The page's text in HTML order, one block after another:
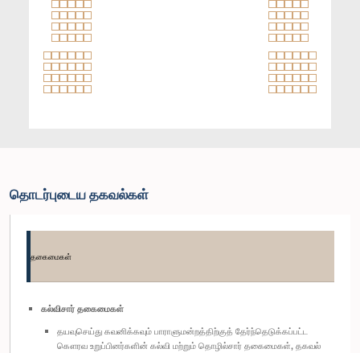
தொடர்புடைய தகவல்கள்
தகைமைகள்
கல்விசார் தகைமைகள்
தயவுசெய்து கவனிக்கவும் பாராளுமன்றத்திற்குத் தேர்ந்தெடுக்கப்பட்ட
கௌரவ உறுப்பினர்களின் கல்வி மற்றும் தொழில்சார் தகைமைகள், தகவல்